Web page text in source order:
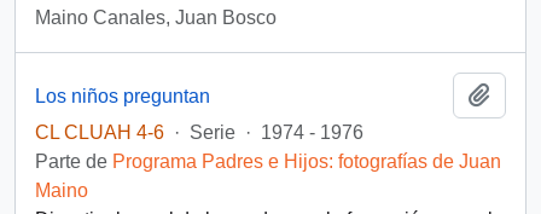
Maino Canales, Juan Bosco
Los niños preguntan
CL CLUAH 4-6 · Serie · 1974 - 1976
Parte de Programa Padres e Hijos: fotografías de Juan
Maino